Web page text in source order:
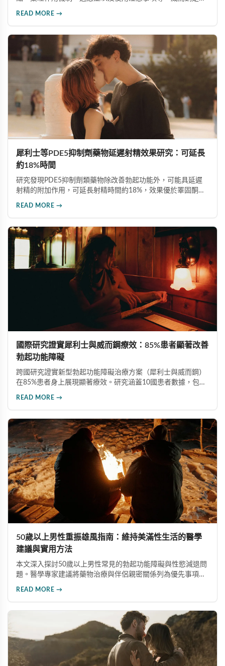
READ MORE →
犀利士等PDE5抑制劑藥物延遲射精效果研究：可延長
約18%時間
研究發現PDE5抑制劑類藥物除改善勃起功能外，可能具延遲
射精的附加作用，可延長射精時間約18%，效果優於睪固酮補
READ MORE →
國際研究證實犀利士與威而鋼療效：85%患者顯著改善
勃起功能障礙
跨國研究證實新型勃起功能障礙治療方案（犀利士與威而鋼）
在85%患者身上展現顯著療效。研究涵蓋10國患者數據，包含
READ MORE →
50歲以上男性重振雄風指南：維持美滿性生活的醫學
建議與實用方法
本文深入探討50歲以上男性常見的勃起功能障礙與性慾減退問
題。醫學專家建議將藥物治療與伴侶親密關係列為優先事項，
READ MORE →